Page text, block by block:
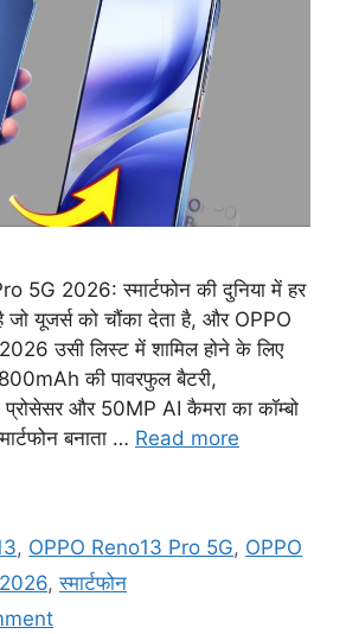
5G 2026: स्मार्टफोन की दुनिया में हर
यूजर्स को चौंका देता है, और OPPO
उसी लिस्ट में शामिल होने के लिए
की पावरफुल बैटरी,
और 50MP AI कैमरा का कॉम्बो
बनाता … Read more
, OPPO Reno13 Pro 5G, OPPO
,स्मार्टफोन